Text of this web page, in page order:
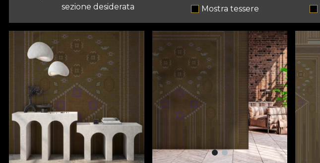
sezione desiderata
Mostra tessere